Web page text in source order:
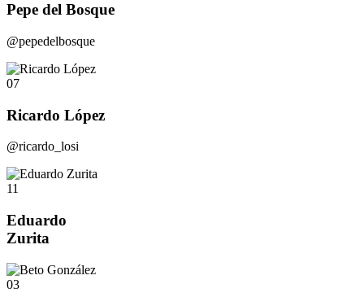
Pepe del Bosque
@pepedelbosque
07
Ricardo López
@ricardo_losi
11
Eduardo
Zurita
03